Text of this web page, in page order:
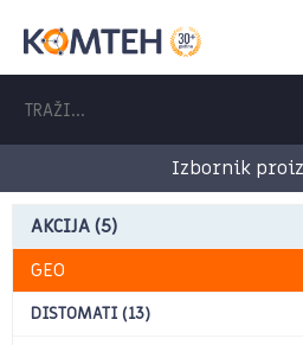
Izbornik
AKCIJA (5)
GEO
DISTOMATI (13)